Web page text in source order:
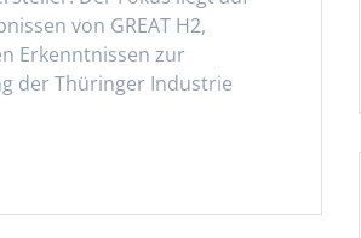
von GREAT H2,
Erkenntnissen zur
der Thüringer Industrie